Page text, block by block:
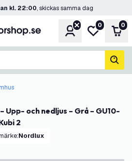
kl. 22:00, skickas samma dag
KontoMin0 0
sök
2
: Nordlux